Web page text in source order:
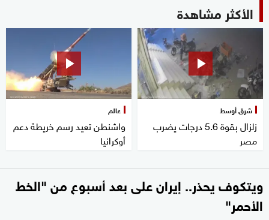
الأكثر مشاهدة
شرق أوسط
زلزال بقوة 5.6 درجات يضرب
مصر
عالم
واشنطن تعيد رسم خريطة دعم
أوكرانيا
ويتكوف يحذر.. إيران على بعد أسبوع من "الخط
الأحمر"